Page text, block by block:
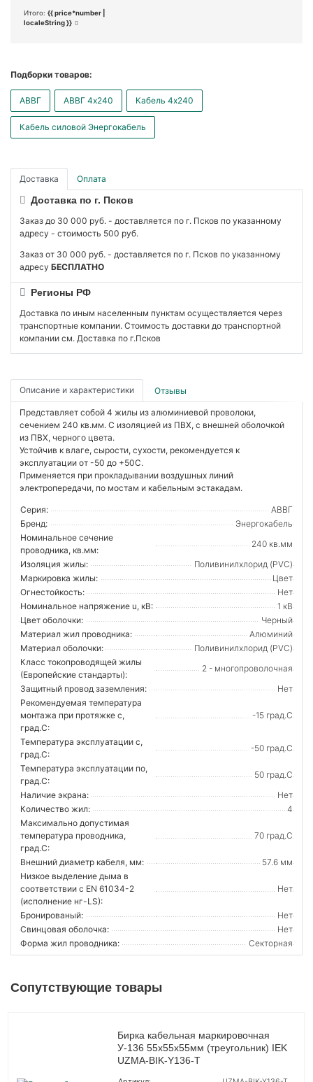
Итого: {{ price*number |
localeString }}
Подборки товаров:
АВВГ АВВГ 4x240 Кабель 4x240
Кабель силовой Энергокабель
Доставка Оплата
Доставка по г. Псков
Заказ до 30 000 руб. - доставляется по г. Псков по указанному
адресу - стоимость 500 руб.
Заказ от 30 000 руб. - доставляется по г. Псков по указанному
адресу БЕСПЛАТНО
Регионы РФ
Доставка по иным населенным пунктам осуществляется через
транспортные компании. Стоимость доставки до транспортной
компании см. Доставка по г.Псков
Описание и характеристики Отзывы
Представляет собой 4 жилы из алюминиевой проволоки,
сечением 240 кв.мм. С изоляцией из ПВХ, с внешней оболочкой
из ПВХ, черного цвета.
Устойчив к влаге, сырости, сухости, рекомендуется к
эксплуатации от -50 до +50С.
Применяется при прокладывании воздушных линий
электропередачи, по мостам и кабельным эстакадам.
Серия:
АВВГ
Бренд:
Энергокабель
Номинальное сечение
проводника, кв.мм:
240 кв.мм
Изоляция жилы:
Поливинилхлорид (PVC)
Маркировка жилы:
Цвет
Огнестойкость:
Нет
Номинальное напряжение u, кВ:
1 кВ
Цвет оболочки:
Черный
Материал жил проводника:
Алюминий
Материал оболочки:
Поливинилхлорид (PVC)
Класс токопроводящей жилы
(Европейские стандарты):
2 - многопроволочная
Защитный провод заземления:
Нет
Рекомендуемая температура
монтажа при протяжке с,
град.C:
-15 град.C
Температура эксплуатации с,
град.C:
-50 град.C
Температура эксплуатации по,
град.C:
50 град.C
Наличие экрана:
Нет
Количество жил:
4
Максимально допустимая
температура проводника,
град.C:
70 град.C
Внешний диаметр кабеля, мм:
57.6 мм
Низкое выделение дыма в
соответствии с EN 61034-2
(исполнение нг-LS):
Нет
Бронированый:
Нет
Свинцовая оболочка:
Нет
Форма жил проводника:
Секторная
Сопутствующие товары
Бирка кабельная маркировочная
У-136 55х55х55мм (треугольник) IEK
UZMA-BIK-Y136-T